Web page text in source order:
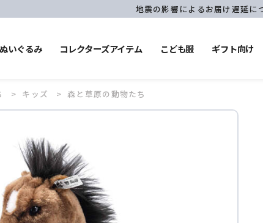
地震の影響によるお届け遅延に
ぬいぐるみ コレクターズアイテム こども服 ギフト向け
キッズ 森と草原の動物たち